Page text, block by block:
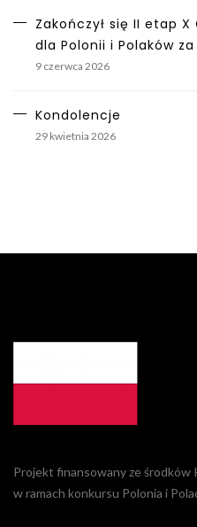
Zakończył się II etap
dla Polonii i Polaków
9 czerwca 2026
Kondolencje
29 kwietnia 2026
Projekt finansowany ze środków
w ramach konkursu Polonia i